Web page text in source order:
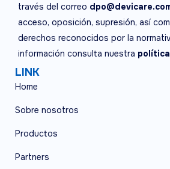
través del correo
acceso, oposición, supresión, así
derechos reconocidos por la
información consulta nuestra
LINK
Home
Sobre nosotros
Productos
Partners